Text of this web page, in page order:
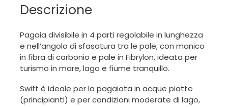
Descrizione
Pagaia divisibile in 4 parti regolabile in lunghezza
e nell’angolo di sfasatura tra le pale, con manico
in fibra di carbonio e pale in Fibrylon, ideata per
turismo in mare, lago e fiume tranquillo.
Swift è ideale per la pagaiata in acque piatte
(principianti) e per condizioni moderate di lago,